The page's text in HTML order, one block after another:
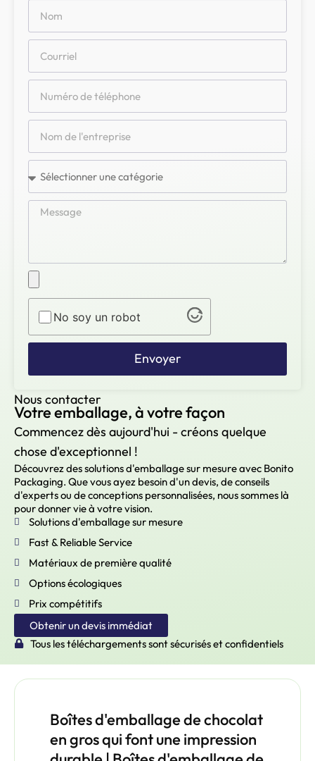
Nous contacter
Votre emballage, à votre façon
Commencez dès aujourd'hui - créons quelque
chose d'exceptionnel !
Découvrez des solutions d'emballage sur mesure avec Bonito
Packaging. Que vous ayez besoin d'un devis, de conseils
d'experts ou de conceptions personnalisées, nous sommes là
pour donner vie à votre vision.
Solutions d'emballage sur mesure
Fast & Reliable Service
Matériaux de première qualité
Options écologiques
Prix compétitifs
Obtenir un devis immédiat
Tous les téléchargements sont sécurisés et confidentiels
No soy un robot
Envoyer
Boîtes d'emballage de chocolat
en gros qui font une impression